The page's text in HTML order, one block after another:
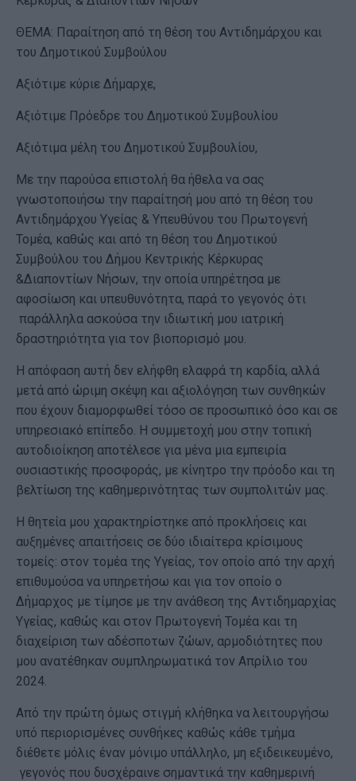
ΘΕΜΑ: Παραίτηση από τη θέση του Αντιδημάρχου και
του Δημοτικού Συμβούλου
Αξιότιμε κύριε Δήμαρχε,
Αξιότιμε Πρόεδρε του Δημοτικού Συμβουλίου
Αξιότιμα μέλη του Δημοτικού Συμβουλίου,
Με την παρούσα επιστολή θα ήθελα να σας
γνωστοποιήσω την παραίτησή μου από τη θέση του
Αντιδημάρχου Υγείας & Υπευθύνου του Πρωτογενή
Τομέα, καθώς και από τη θέση του Δημοτικού
Συμβούλου του Δήμου Κεντρικής Κέρκυρας
&Διαποντίων Νήσων, την οποία υπηρέτησα με
αφοσίωση και υπευθυνότητα, παρά το γεγονός ότι
παράλληλα ασκούσα την ιδιωτική μου ιατρική
δραστηριότητα για τον βιοπορισμό μου.
Η απόφαση αυτή δεν ελήφθη ελαφρά τη καρδία, αλλά
μετά από ώριμη σκέψη και αξιολόγηση των συνθηκών
που έχουν διαμορφωθεί τόσο σε προσωπικό όσο και σε
υπηρεσιακό επίπεδο. Η συμμετοχή μου στην τοπική
αυτοδιοίκηση αποτέλεσε για μένα μια εμπειρία
ουσιαστικής προσφοράς, με κίνητρο την πρόοδο και τη
βελτίωση της καθημερινότητας των συμπολιτών μας.
Η θητεία μου χαρακτηρίστηκε από προκλήσεις και
αυξημένες απαιτήσεις σε δύο ιδιαίτερα κρίσιμους
τομείς: στον τομέα της Υγείας, τον οποίο από την αρχή
επιθυμούσα να υπηρετήσω και για τον οποίο ο
Δήμαρχος με τίμησε με την ανάθεση της Αντιδημαρχίας
Υγείας, καθώς και στον Πρωτογενή Τομέα και τη
διαχείριση των αδέσποτων ζώων, αρμοδιότητες που
μου ανατέθηκαν συμπληρωματικά τον Απρίλιο του
2024.
Από την πρώτη όμως στιγμή κλήθηκα να λειτουργήσω
υπό περιορισμένες συνθήκες καθώς κάθε τμήμα
διέθετε μόλις έναν μόνιμο υπάλληλο, μη εξιδεικευμένο,
γεγονός που δυσχέραινε σημαντικά την καθημερινή